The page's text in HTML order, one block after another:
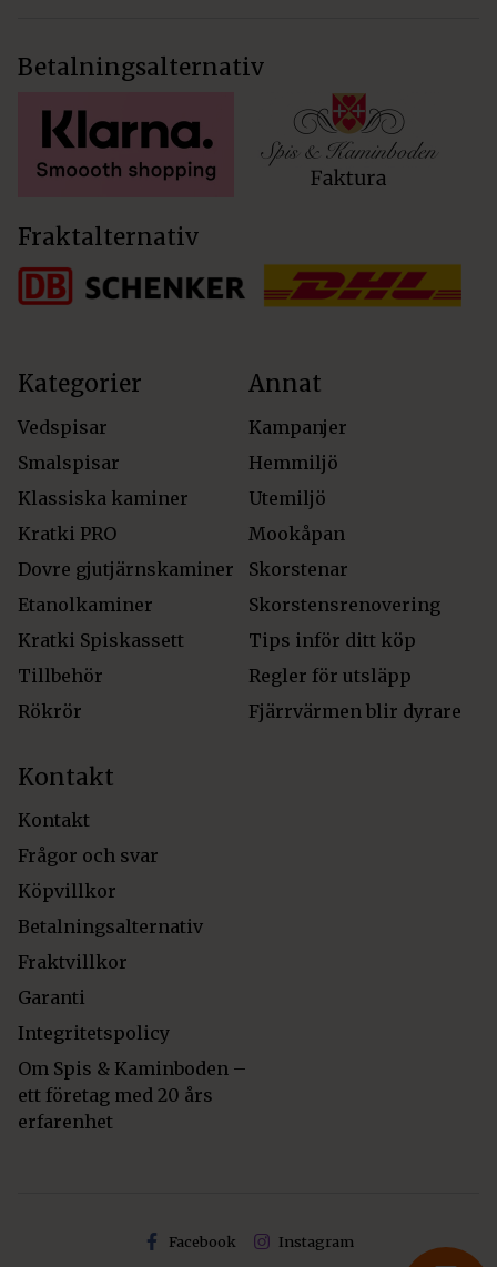
Betalningsalternativ
Fraktalternativ
Kategorier
Vedspisar
Smalspisar
Klassiska kaminer
Kratki PRO
Dovre gjutjärnskaminer
Etanolkaminer
Kratki Spiskassett
Tillbehör
Rökrör
Annat
Kampanjer
Hemmiljö
Utemiljö
Mookåpan
Skorstenar
Skorstensrenovering
Tips inför ditt köp
Regler för utsläpp
Fjärrvärmen blir dyrare
Kontakt
Kontakt
Frågor och svar
Köpvillkor
Betalningsalternativ
Fraktvillkor
Garanti
Integritetspolicy
Om Spis & Kaminboden –
ett företag med 20 års
erfarenhet
Facebook Instagram